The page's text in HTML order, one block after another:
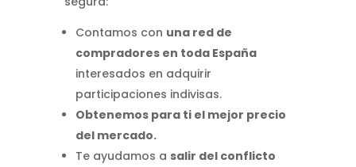
Contamos con una red de
compradores en toda España
interesados en adquirir
participaciones indivisas.
Obtenemos para ti el mejor precio
del mercado.
Te ayudamos a salir del conflicto